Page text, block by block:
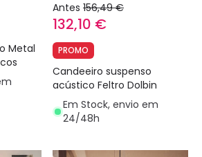
Metal
Antes 156,49 €
132,10 €
PROMO
Candeeiro suspenso
acústico Feltro Dolbin
Em Stock, envio em
24/48h